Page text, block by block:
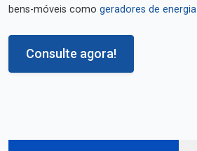
bens-móveis como geradores de energia
Consulte agora!